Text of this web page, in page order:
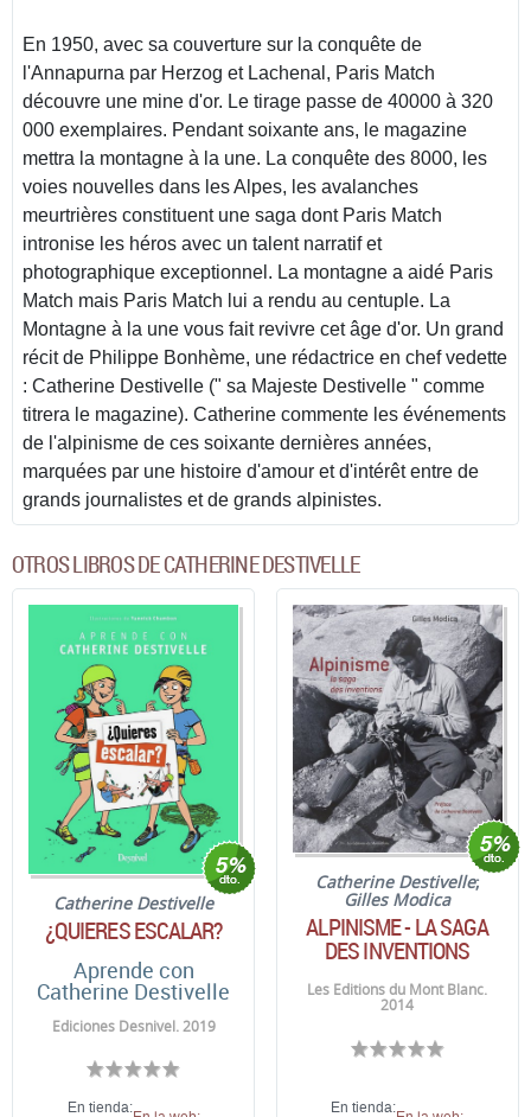
En 1950, avec sa couverture sur la conquête de
l'Annapurna par Herzog et Lachenal, Paris Match
découvre une mine d'or. Le tirage passe de 40000 à 320
000 exemplaires. Pendant soixante ans, le magazine
mettra la montagne à la une. La conquête des 8000, les
voies nouvelles dans les Alpes, les avalanches
meurtrières constituent une saga dont Paris Match
intronise les héros avec un talent narratif et
photographique exceptionnel. La montagne a aidé Paris
Match mais Paris Match lui a rendu au centuple. La
Montagne à la une vous fait revivre cet âge d'or. Un grand
récit de Philippe Bonhème, une rédactrice en chef vedette
: Catherine Destivelle (" sa Majeste Destivelle " comme
titrera le magazine). Catherine commente les événements
de l'alpinisme de ces soixante dernières années,
marquées par une histoire d'amour et d'intérêt entre de
grands journalistes et de grands alpinistes.
OTROS LIBROS DE CATHERINE DESTIVELLE
Catherine Destivelle
¿QUIERES ESCALAR?
Aprende con
Catherine Destivelle
Ediciones Desnivel. 2019
En tienda:
Catherine Destivelle;
Gilles Modica
ALPINISME - LA SAGA
DES INVENTIONS
Les Editions du Mont Blanc.
2014
En tienda: